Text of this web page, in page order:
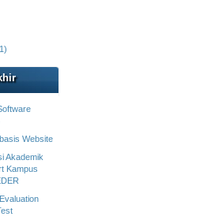
Website
Akademik
Kampus